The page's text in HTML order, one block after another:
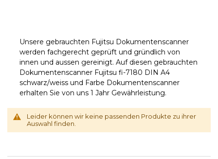
Unsere gebrauchten Fujitsu Dokumentenscanner
werden fachgerecht geprüft und gründlich von
innen und aussen gereinigt. Auf diesen gebrauchten
Dokumentenscanner Fujitsu fi-7180 DIN A4
schwarz/weiss und Farbe Dokumentenscanner
erhalten Sie von uns 1 Jahr Gewährleistung.
Leider können wir keine passenden Produkte zu ihrer
Auswahl finden.